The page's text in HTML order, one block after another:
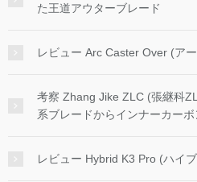
た王道アウターブレード
レビュー Arc Caster Over (ア
考察 Zhang Jike ZLC (張継科
系ブレードからインナーカー
レビュー Hybrid K3 Pro (ハイ